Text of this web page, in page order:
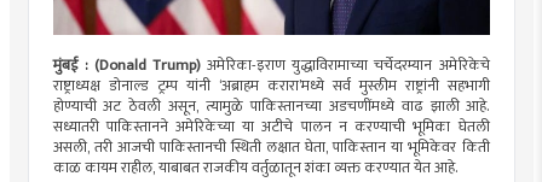
मुंबई : (Donald Trump)अमेरिका-इराण युद्धाविरामाच्या चर्चेदरम्यान अमेरिकेचे
राष्ट्राध्यक्ष डोनाल्ड ट्रम्प यांनी ‘अब्राहम करारा’मध्ये सर्व मुस्लीम राष्ट्रांनी सहभागी
होण्याची अट ठेवली असून, त्यामुळे पाकिस्तानच्या अडचणींमध्ये वाढ झाली आहे.
सध्यातरी पाकिस्तानने अमेरिकेच्या या अटीचे पालन न करण्याची भूमिका घेतली
असली, तरी आजची पाकिस्तानची स्थिती लक्षात घेता, पाकिस्तान या भूमिकेवर किती
काळ कायम राहील, याबाबत राजकीय वर्तुळातून शंका व्यक्त करण्यात येत आहे.